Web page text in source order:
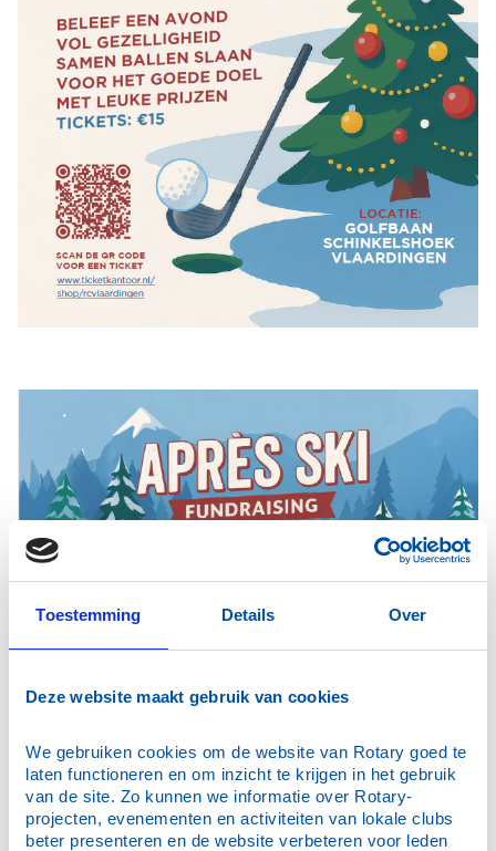
Toestemming Details Over
Deze website maakt gebruik van cookies
We gebruiken cookies om de website van Rotary goed te
laten functioneren en om inzicht te krijgen in het gebruik
van de site. Zo kunnen we informatie over Rotary-
projecten, evenementen en activiteiten van lokale clubs
beter presenteren en de website verbeteren voor leden